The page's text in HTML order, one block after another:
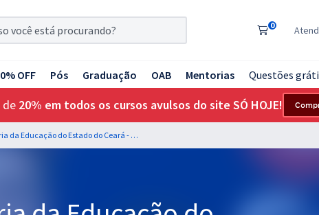
0
OFF Pós Graduação OAB Mentorias Questões
de 20% em todos os cursos avulsos do site SÓ HOJE!
SEDUC CE - Secretaria da Educação do Estado do Ceará - Professor Ensino Fundamental (Anos Finais) ou Médio - História (Pré-Edital)